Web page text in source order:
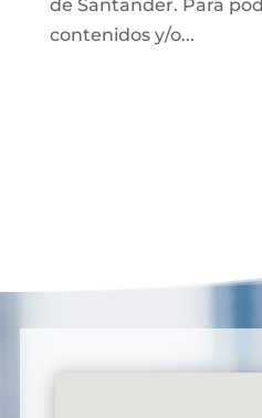
de Santander. Para
contenidos y/o...